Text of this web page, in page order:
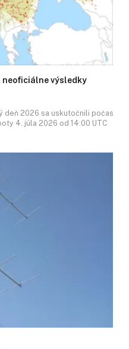
neoficiálne výsledky
deň 2026 sa uskutočnili počas
4. júla 2026 od 14:00 UTC